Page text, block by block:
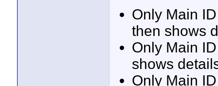
Only Main
then shows
Only Main
shows
Only Main